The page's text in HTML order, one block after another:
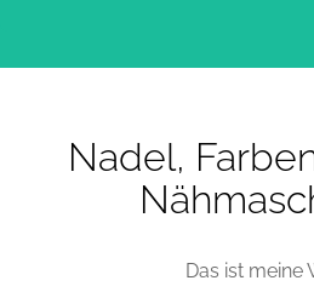
Nadel,
Das ist meine